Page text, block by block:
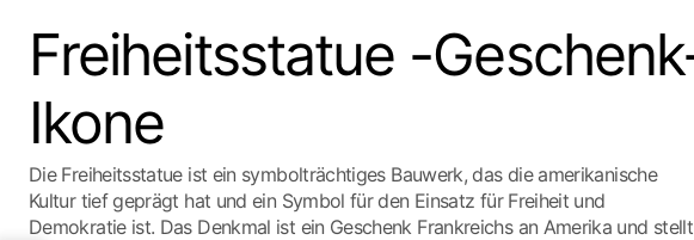
Freiheitsstatue -
Ikone
Die Freiheitsstatue ist ein symbolträchtiges Bauwerk, das die amerikanische
Kultur tief geprägt hat und ein Symbol für den Einsatz für Freiheit und
Demokratie ist. Das Denkmal ist ein Geschenk Frankreichs an Amerika und stellt